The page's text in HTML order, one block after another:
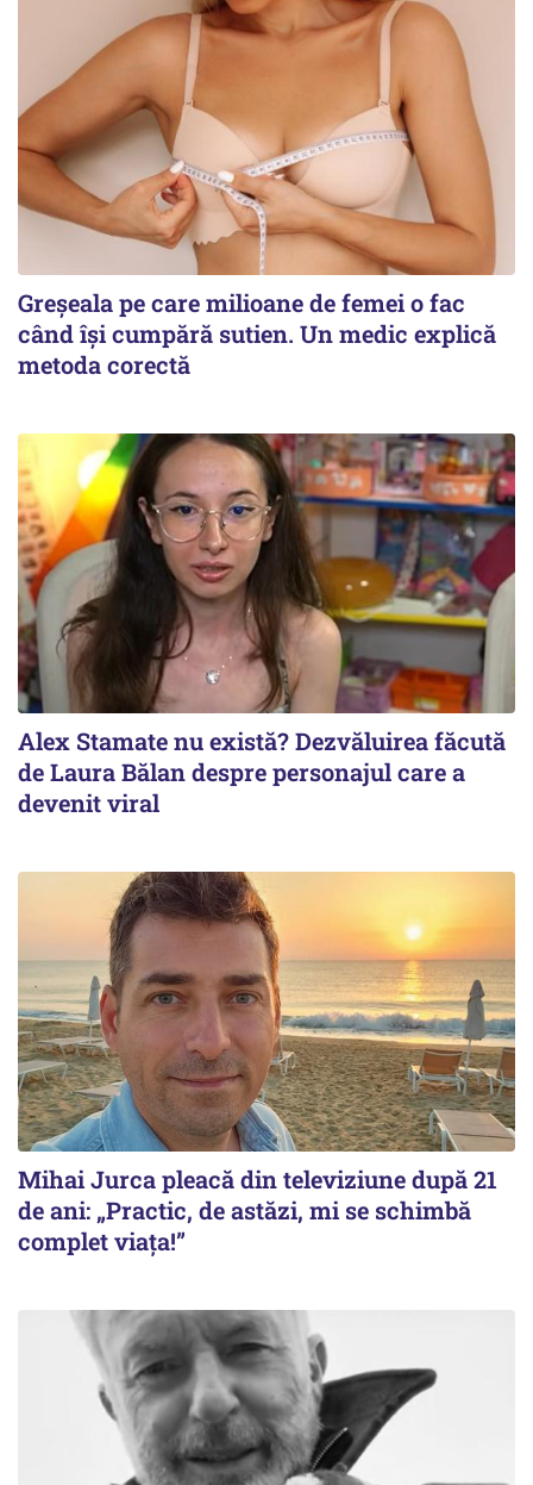
Greșeala pe care milioane de femei o fac
când își cumpără sutien. Un medic explică
metoda corectă
Alex Stamate nu există? Dezvăluirea făcută
de Laura Bălan despre personajul care a
devenit viral
Mihai Jurca pleacă din televiziune după 21
de ani: „Practic, de astăzi, mi se schimbă
complet viața!”